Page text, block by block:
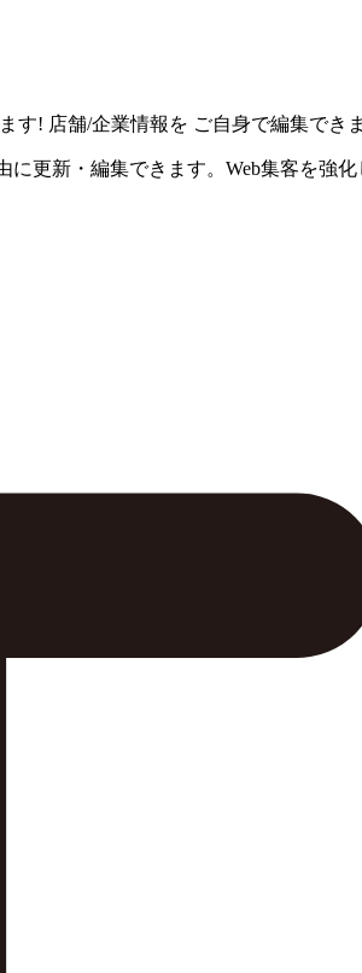
す! 店舗/企業情報を ご自身で編集でき
更新・編集できます。Web集客を強化